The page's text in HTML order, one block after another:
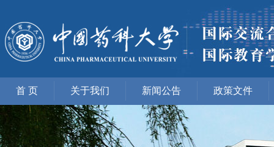
首 页 关于我们 新闻公告 政策文件